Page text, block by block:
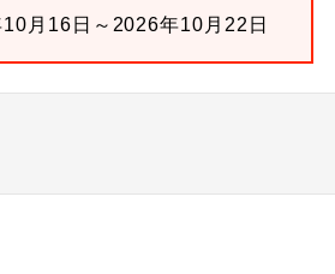
月16日～2026年10月22日